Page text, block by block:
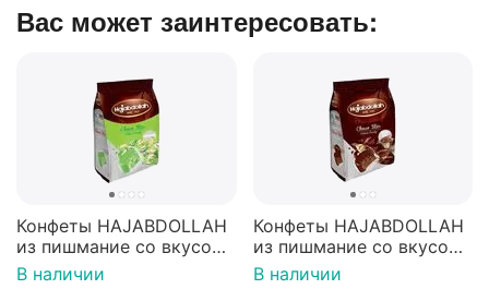
Вас может заинтересовать:
Конфеты HAJABDOLLAH
из пишмание со вкусом
дыни во фруктовой
глазури 180г
В наличии
Конфеты HAJABDOLLAH
из пишмание со вкусом
горького шоколада 60%
в шоколадной глазури
В наличии